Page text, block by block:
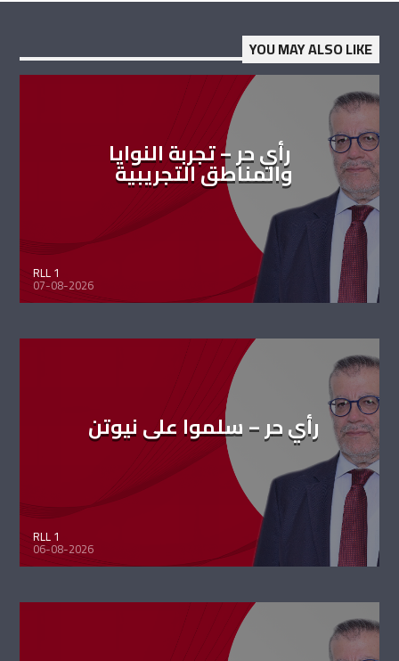
YOU MAY ALSO LIKE
رأي حر – تجربة النوايا
والمناطق التجريبية
RLL 1
07-08-2026
رأي حر – سلموا على نيوتن
RLL 1
06-08-2026